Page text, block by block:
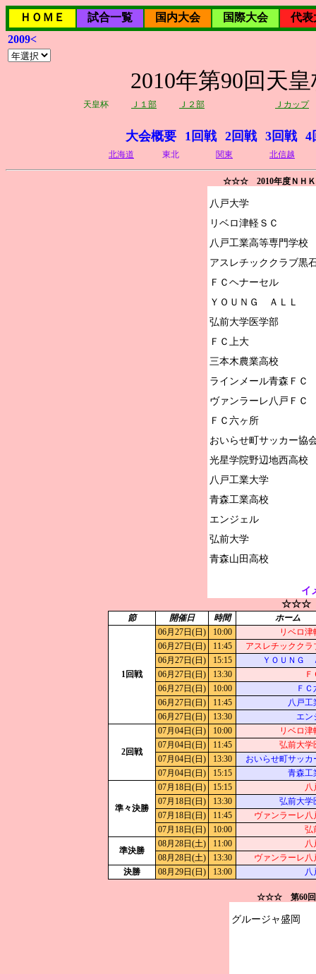
ＨＯＭＥ 試合一覧 国内大会 国際大会
代表
2009<
2010年第90回天
天皇杯 Ｊ１部 Ｊ２部 Ｊカップ
大会概要 1回戦 2回戦 3回戦 4
北海道 東北 関東 北信越
☆☆☆ 2010年度ＮＨＫ
八戸大学
リベロ津軽ＳＣ
八戸工業高等専門学校
アスレチッククラブ黒
ＦＣヘナーセル
ＹＯＵＮＧ　ＡＬＬ
弘前大学医学部
ＦＣ上大
三本木農業高校
ラインメール青森ＦＣ
ヴァンラーレ八戸ＦＣ
ＦＣ六ヶ所
おいらせ町サッカー協
光星学院野辺地西高校
八戸工業大学
青森工業高校
エンジェル
弘前大学
イ
☆☆☆
節 開催日 時間 ホーム
1回戦
06月27日(日) 10:00
リベロ津
06月27日(日)
11:45
アスレチッククラ
06月27日(日)
15:15
ＹＯＵＮＧ
06月27日(日)
13:30
06月27日(日)
10:00
Ｆ
06月27日(日)
11:45
八戸工
06月27日(日)
13:30 エン
2回戦
07月04日(日) 10:00
リベロ津
07月04日(日)
11:45
弘前大学
07月04日(日)
13:30
おいらせ町サッカ
07月04日(日)
15:15 青森工
準々決勝
07月18日(日) 15:15
八
07月18日(日)
13:30
弘前大学
07月18日(日)
11:45
ヴァンラーレ八
07月18日(日)
10:00 弘
準決勝
08月28日(土) 11:00
八
08月28日(土)
13:30
ヴァンラーレ八
決勝
08月29日(日) 13:00 八
☆☆☆ 第60回
グルージャ盛岡